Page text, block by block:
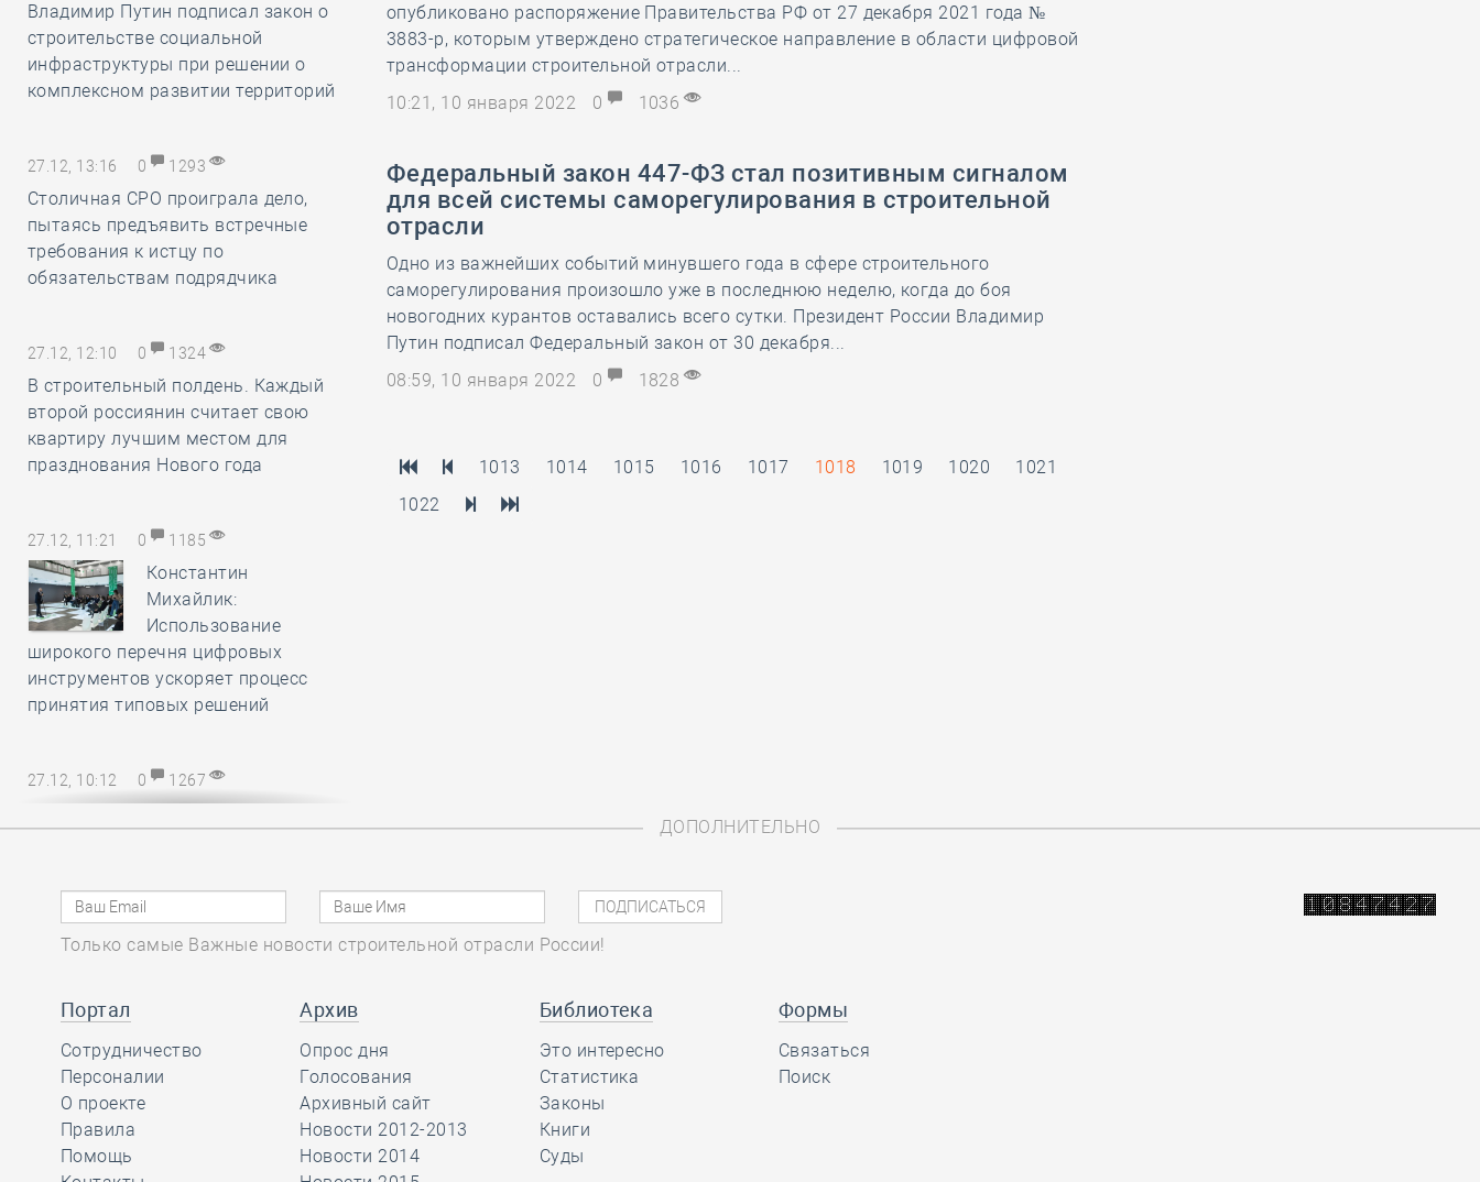
Владимир Путин подписал закон о
строительстве социальной
инфраструктуры при решении о
комплексном развитии территорий
27.12, 13:16 0 1293
Столичная СРО проиграла дело,
пытаясь предъявить встречные
требования к истцу по
обязательствам подрядчика
27.12, 12:10 0 1324
В строительный полдень. Каждый
второй россиянин считает свою
квартиру лучшим местом для
празднования Нового года
27.12, 11:21 0 1185
Константин
Михайлик:
Использование
широкого перечня цифровых
инструментов ускоряет процесс
принятия типовых решений
27.12, 10:12 0 1267
расходов на охрану труда
отметил, что объём
работ в
строительстве вырос более, чем на
32 процента с 2019 года
опубликовано распоряжение Правительства РФ от 27 декабря 2021 года №
3883-р, которым утверждено стратегическое направление в области цифровой
трансформации строительной отрасли...
10:21, 10 января 2022
0 1036
Федеральный закон 447-ФЗ стал позитивным сигналом
для всей системы саморегулирования в строительной
отрасли
Одно из важнейших событий минувшего года в сфере строительного
саморегулирования произошло уже в последнюю неделю, когда до боя
новогодних курантов оставались всего сутки. Президент России Владимир
Путин подписал Федеральный закон от 30 декабря...
08:59, 10 января 2022
0 1828
1013 1014 1015 1016 1017 1018 1019 1020
1021
1022
ДОПОЛНИТЕЛЬНО
Только самые Важные новости строительной отрасли России!
Портал
Сотрудничество
Персоналии
О проекте
Правила
Помощь
Архив
Опрос дня
Голосования
Архивный сайт
Новости 2012-2013
Новости 2014
Библиотека
Это интересно
Статистика
Законы
Книги
Суды
Формы
Связаться
Поиск